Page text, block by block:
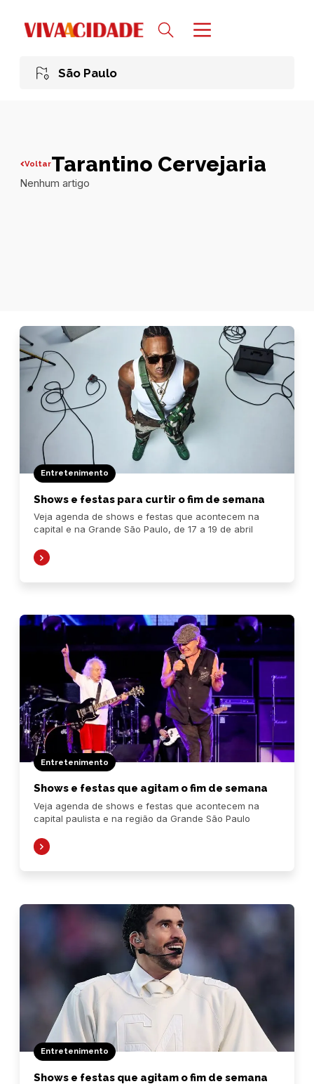
São Paulo
VoltarTarantino Cervejaria
Nenhum artigo
Entretenimento
Shows e festas para curtir o fim de semana
Veja agenda de shows e festas que acontecem na
capital e na Grande São Paulo, de 17 a 19 de abril
Entretenimento
Shows e festas que agitam o fim de semana
Veja agenda de shows e festas que acontecem na
capital paulista e na região da Grande São Paulo
Entretenimento
Shows e festas que agitam o fim de semana